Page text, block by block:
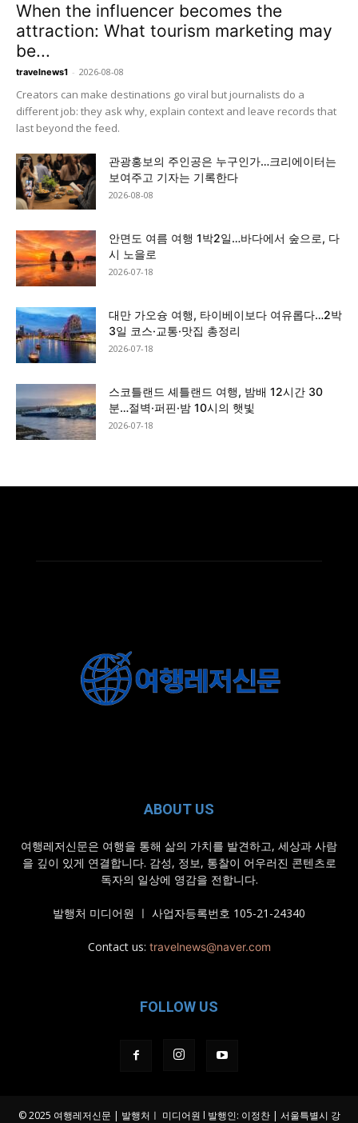
When the influencer becomes the
attraction: What tourism marketing may
be...
travelnews1 - 2026-08-08
Creators can make destinations go viral but journalists do a
different job: they ask why, explain context and leave records that
last beyond the feed.
관광홍보의 주인공은 누구인가…크리에이터는
보여주고 기자는 기록한다
2026-08-08
안면도 여름 여행 1박2일…바다에서 숲으로, 다
시 노을로
2026-07-18
대만 가오슝 여행, 타이베이보다 여유롭다…2박
3일 코스·교통·맛집 총정리
2026-07-18
스코틀랜드 셰틀랜드 여행, 밤배 12시간 30
분…절벽·퍼핀·밤 10시의 햇빛
2026-07-18
ABOUT US
여행레저신문은 여행을 통해 삶의 가치를 발견하고, 세상과 사람
을 깊이 있게 연결합니다. 감성, 정보, 통찰이 어우러진 콘텐츠로
독자의 일상에 영감을 전합니다.
발행처 미디어원 ㅣ 사업자등록번호 105-21-24340
Contact us: travelnews@naver.com
FOLLOW US
© 2025 여행레저신문 | 발행처ㅣ 미디어원 l 발행인: 이정찬 | 서울특별시 강